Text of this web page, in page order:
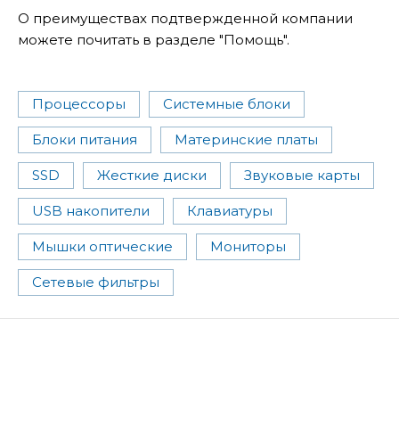
О преимуществах подтвержденной компании
можете почитать в разделе "Помощь".
Процессоры Системные блоки
Блоки питания Материнские платы
SSD Жесткие диски Звуковые карты
USB накопители Клавиатуры
Мышки оптические Мониторы
Сетевые фильтры